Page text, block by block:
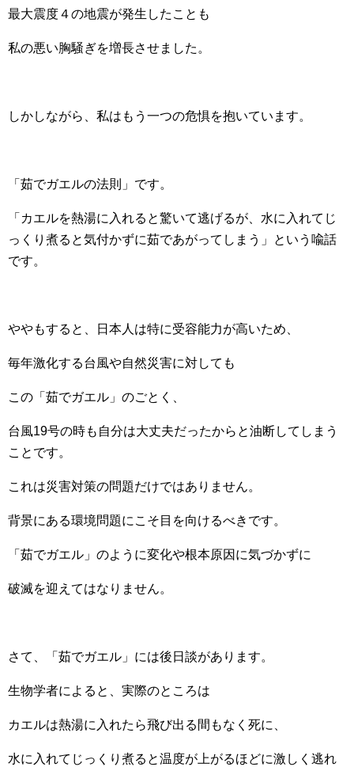
最大震度４の地震が発生したことも
私の悪い胸騒ぎを増長させました。
しかしながら、私はもう一つの危惧を抱いています。
「茹でガエルの法則」です。
「カエルを熱湯に入れると驚いて逃げるが、水に入れてじ
っくり煮ると気付かずに茹であがってしまう」という喩話
です。
ややもすると、日本人は特に受容能力が高いため、
毎年激化する台風や自然災害に対しても
この「茹でガエル」のごとく、
台風19号の時も自分は大丈夫だったからと油断してしまう
ことです。
これは災害対策の問題だけではありません。
背景にある環境問題にこそ目を向けるべきです。
「茹でガエル」のように変化や根本原因に気づかずに
破滅を迎えてはなりません。
さて、「茹でガエル」には後日談があります。
生物学者によると、実際のところは
カエルは熱湯に入れたら飛び出る間もなく死に、
水に入れてじっくり煮ると温度が上がるほどに激しく逃れ